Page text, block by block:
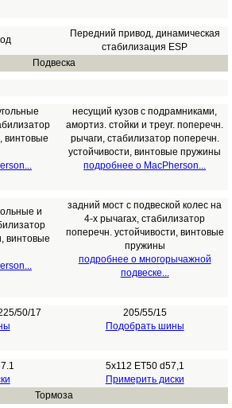
Передний привод, динамическая
стабилизация ESP
Подвеска
винтовые
несущий кузов с подрамниками,
амортиз. стойки и треуг. поперечн.
рычаги, стабилизатор поперечн.
устойчивости, винтовые пружины
подробнее о MacPherson...
и
винтовые
задний мост с подвеской колес на
4-х рычагах, стабилизатор
поперечн. устойчивости, винтовые
пружины
подробнее о многорычажной
подвеске...
50/17
205/55/15
Подобрать шины
5x112 ET50 d57,1
Примерить диски
Тормоза